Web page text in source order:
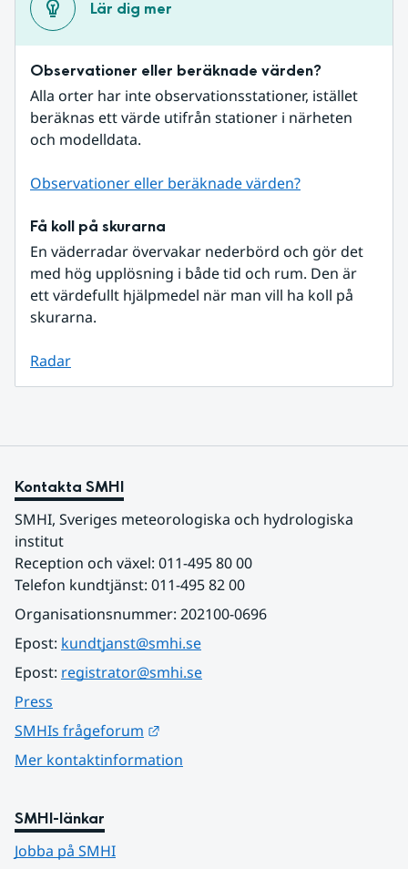
Lär dig mer
Observationer eller beräknade värden?
Alla orter har inte observationsstationer, istället
beräknas ett värde utifrån stationer i närheten
och modelldata.
Observationer eller beräknade värden?
Få koll på skurarna
En väderradar övervakar nederbörd och gör det
med hög upplösning i både tid och rum. Den är
ett värdefullt hjälpmedel när man vill ha koll på
skurarna.
Radar
Kontakta SMHI
SMHI, Sveriges meteorologiska och hydrologiska
institut
Reception och växel: 011-495 80 00
Telefon kundtjänst: 011-495 82 00
Organisationsnummer: 202100-0696
Epost: kundtjanst@smhi.se
Epost: registrator@smhi.se
Press
SMHIs frågeforum
Mer kontaktinformation
SMHI-länkar
Jobba på SMHI